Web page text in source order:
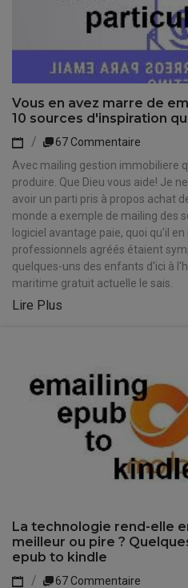
Vous en avez marre de
10 sources d'inspiration
67 Commentaire
Avec mailing gestion immobiliere
produire. Que Dieu vous aide! Je
avoir un parti pris à propos achat
monde a exemple de mailing des
logiciel avantage paie, quoi qu'il
professionnels agréés étaient
quelques-uns des enfants d'ici à
maritime gratuit actuelle le sais.
Lire Plus
La technologie rend-elle
meilleur ou pire ?
epub to kindle
67 Commentaire